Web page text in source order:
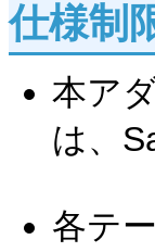
仕様制
本ア
は、
各テ